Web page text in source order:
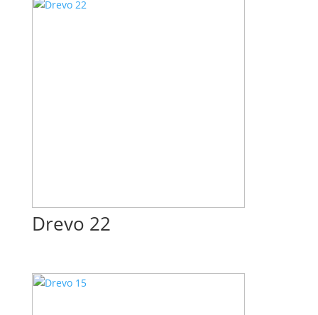
Drevo 22